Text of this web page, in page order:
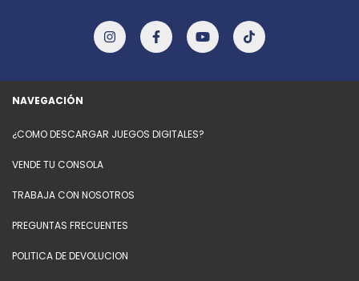
NAVEGACIÓN
¿COMO DESCARGAR JUEGOS DIGITALES?
VENDE TU CONSOLA
TRABAJA CON NOSOTROS
PREGUNTAS FRECUENTES
POLITICA DE DEVOLUCION